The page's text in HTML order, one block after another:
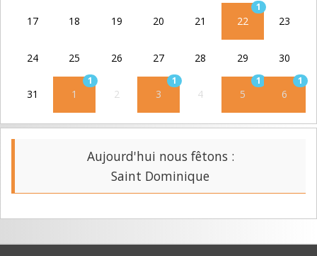
17 18 19 20 21 22
1
23
24 25 26 27 28 29 30
31 1
1
2 3
1
4 5
1
6
1
Aujourd'hui nous fêtons :
Saint Dominique